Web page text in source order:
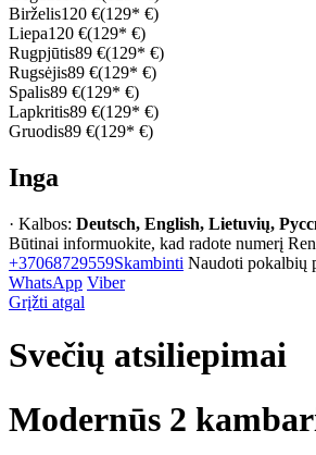
Birželis120 €(129* €)
Liepa120 €(129* €)
Rugpjūtis89 €(129* €)
Rugsėjis89 €(129* €)
Spalis89 €(129* €)
Lapkritis89 €(129* €)
Gruodis89 €(129* €)
Inga
· Kalbos: Deutsch, English, Lietuvių,
Būtinai informuokite, kad radote numerį
+37068729559Skambinti Naudoti pokalbių
WhatsApp Viber
Grįžti atgal
Svečių atsiliepimai
Modernūs 2